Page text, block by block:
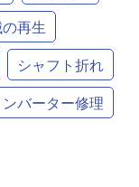
再生
シャフト折れ
バーター修理